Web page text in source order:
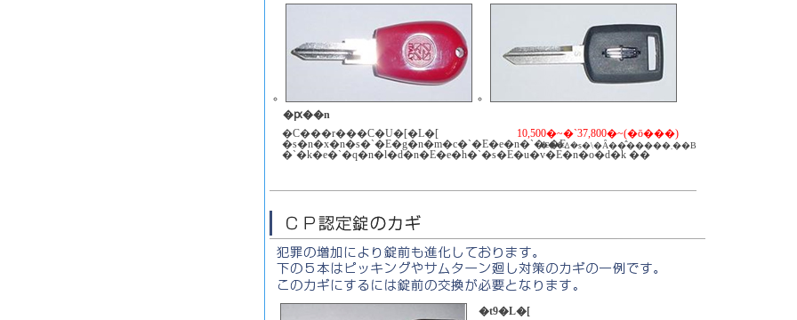
�ԗ��n
�C���r���C�U�[�L�[
�s�n�x�n�s�`�E�g�n�m�c�`�E�e�n�`�c�E
�`�k�e�`�q�n�l�d�n�E�e�h�`�s�E�u�v�E�n�o�d�k ��
10,500�~�`37,800�~(�ō���)
���ꕔ�s�\�Ȃ��̂�����܂��B
�t9�L�[